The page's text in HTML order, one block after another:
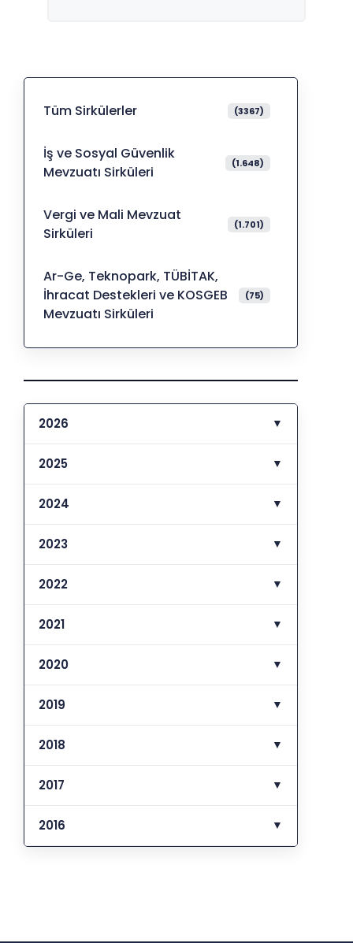
Tüm Sirkülerler (3367)
İş ve Sosyal Güvenlik
Mevzuatı Sirküleri
(1.648)
Vergi ve Mali Mevzuat
Sirküleri
(1.701)
Ar-Ge, Teknopark, TÜBİTAK,
İhracat Destekleri ve KOSGEB
Mevzuatı Sirküleri
(75)
2026 ▼
2025 ▼
2024 ▼
2023 ▼
2022 ▼
2021 ▼
2020 ▼
2019 ▼
2018 ▼
2017 ▼
2016 ▼